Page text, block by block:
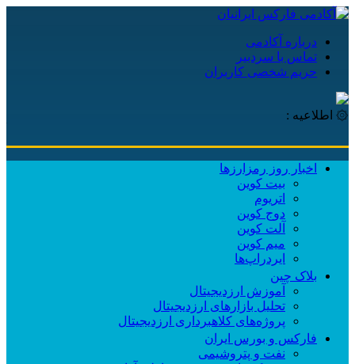
درباره آکادمی
تماس با سردبیر
حریم شخصی کاربران
۞ اطلاعیه :
اخبار روز رمزارزها
بیت کوین
اتریوم
دوج کوین
آلت کوین
میم کوین‌
ایردراپ‌ها
بلاک چین
آموزش ارزدیجیتال
تحلیل بازارهای ارزدیجیتال
پروژه‌های کلاهبرداری ارزدیجیتال
فارکس و بورس ایران
نفت و پتروشیمی